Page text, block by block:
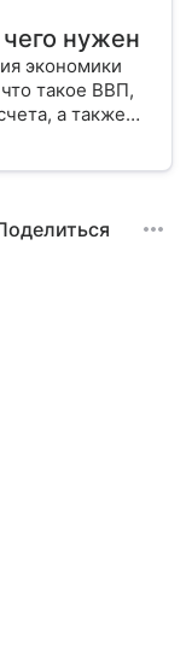
нужен
экономики
такое ВВП,
а также